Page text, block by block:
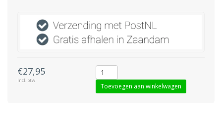
€27,95
Incl. btw
Toevoegen aan winkelwagen